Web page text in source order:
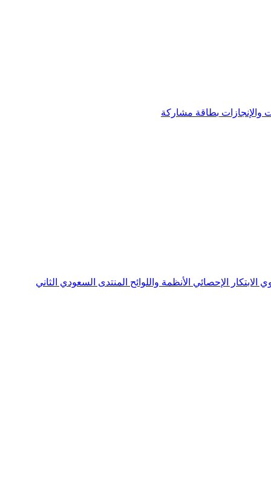
والإنجازات بطاقة مشاركة
الابتكار الإحصائي الأنظمة واللوائح المنتدى السعودي الثاني